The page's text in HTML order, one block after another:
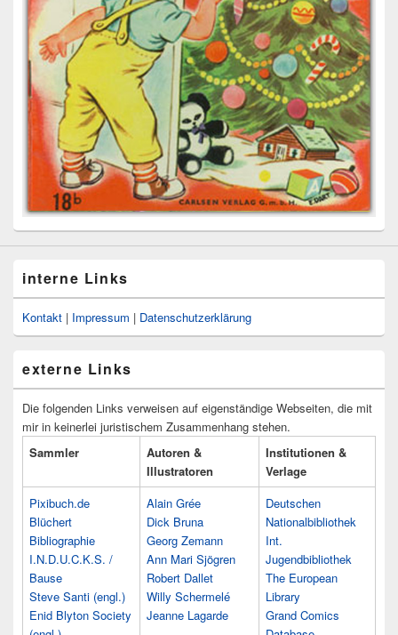
interne Links
Kontakt | Impressum | Datenschutzerklärung
externe Links
Die folgenden Links verweisen auf eigenständige Webseiten, die mit
mir in keinerlei juristischem Zusammenhang stehen.
Sammler
Autoren &
Illustratoren
Institutionen &
Verlage
Pixibuch.de
Blüchert
Bibliographie
I.N.D.U.C.K.S. /
Bause
Steve Santi (engl.)
Enid Blyton Society
Alain Grée
Dick Bruna
Georg Zemann
Ann Mari Sjögren
Robert Dallet
Willy Schermelé
Jeanne Lagarde
Deutschen
Nationalbibliothek
Int.
Jugendbibliothek
The European
Library
Grand Comics